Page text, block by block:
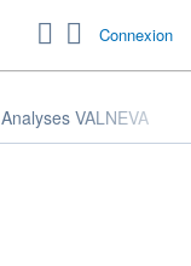
Connexion
Analyses VALNEVA